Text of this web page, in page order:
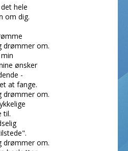
hele
om dig.
drømmer om.
ønsker
-
at fange.
drømmer om.
til.
drømmer om.